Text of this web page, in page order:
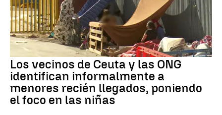
Los vecinos de Ceuta y las ONG
identifican informalmente a
menores recién llegados, poniendo
el foco en las niñas